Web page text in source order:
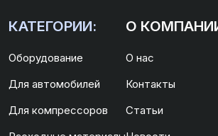
КАТЕГОРИИ:
Оборудование
Для автомобилей
Для компрессоров
О
О нас
Контакты
Статьи